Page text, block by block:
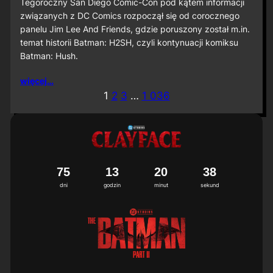
D
C
2
o
w
a
Tegoroczny San Diego Comic-Con pod kątem informacji
związanych z DC Comics rozpoczął się od corocznego
panelu Jim Lee And Friends, gdzie poruszony został m.in.
temat historii Batman: H2SH, czyli kontynuacji komiksu
Batman: Hush.
więcej…
1 2 3 … 1 036
dni
75
godzin
13
minut
20
sekund
35
6